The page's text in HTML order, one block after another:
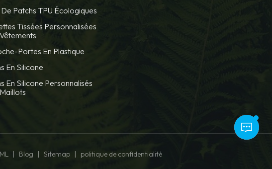
De Patchs TPU Écologiques
Tissées Personnalisées
Portes En Plastique
En Silicone
En Silicone Personnalisés
| Blog | Sitemap | politique de confidentialité